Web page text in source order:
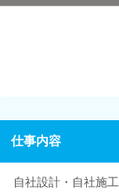
仕事内容
自社設計・自社施